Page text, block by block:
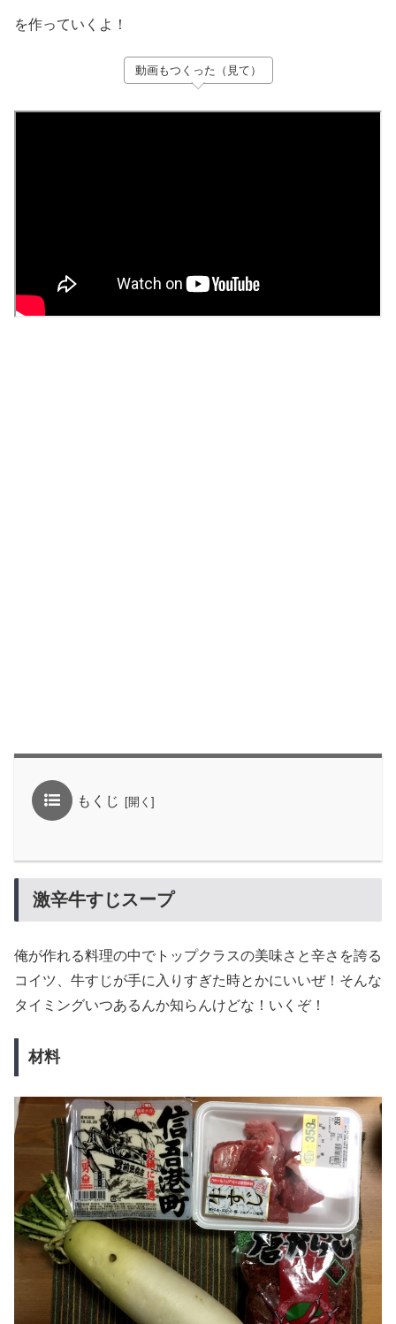
を作っていくよ！
動画もつくった（見て）
もくじ
激辛牛すじスープ
俺が作れる料理の中でトップクラスの美味さと辛さを誇る
コイツ、牛すじが手に入りすぎた時とかにいいぜ！そんな
タイミングいつあるんか知らんけどな！いくぞ！
材料